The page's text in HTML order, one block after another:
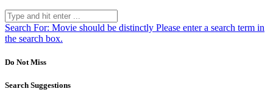
Search For: Movie should be distinctly Please enter a search term in
the search box.
Do Not Miss
Search Suggestions